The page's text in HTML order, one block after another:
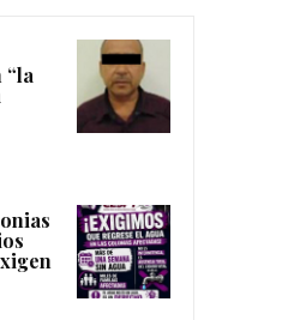
“la